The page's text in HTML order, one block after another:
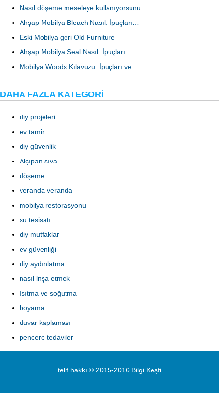
Nasıl döşeme meseleye kullanıyorsunu…
Ahşap Mobilya Bleach Nasıl: İpuçları…
Eski Mobilya geri Old Furniture
Ahşap Mobilya Seal Nasıl: İpuçları …
Mobilya Woods Kılavuzu: İpuçları ve …
DAHA FAZLA KATEGORI
diy projeleri
ev tamir
diy güvenlik
Alçıpan sıva
döşeme
veranda veranda
mobilya restorasyonu
su tesisatı
diy mutfaklar
ev güvenliği
diy aydınlatma
nasıl inşa etmek
Isıtma ve soğutma
boyama
duvar kaplaması
pencere tedaviler
telif hakkı © 2015-2016 Bilgi Keşfi